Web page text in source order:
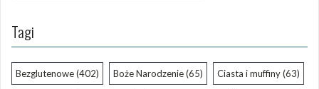
Tagi
Bezglutenowe(402) Boże Narodzenie(65) Ciasta i muffiny(63)